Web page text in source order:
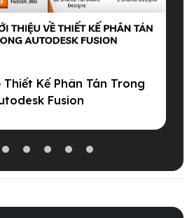
Thiết Kế Phân Tán Trong
Fusion